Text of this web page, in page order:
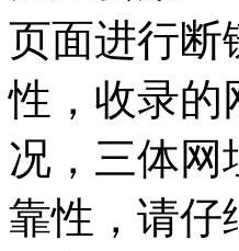
页面进行断
性，收录的
况，三体网
靠性，请仔